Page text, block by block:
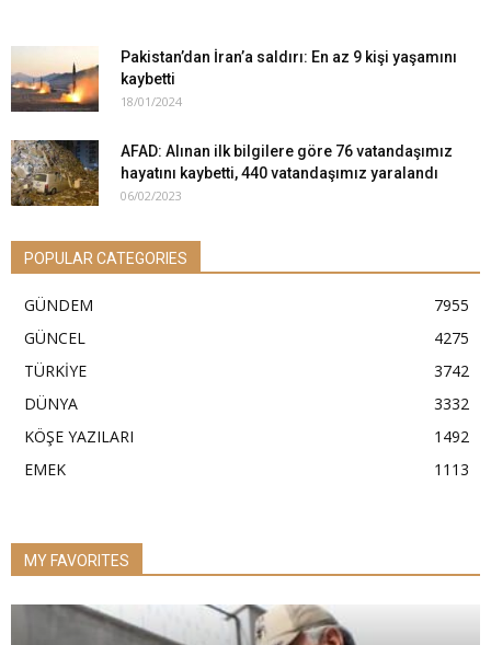
Pakistan’dan İran’a saldırı: En az 9 kişi yaşamını
kaybetti
18/01/2024
AFAD: Alınan ilk bilgilere göre 76 vatandaşımız
hayatını kaybetti, 440 vatandaşımız yaralandı
06/02/2023
POPULAR CATEGORIES
GÜNDEM
7955
GÜNCEL
4275
TÜRKİYE
3742
DÜNYA
3332
KÖŞE YAZILARI
1492
EMEK
1113
MY FAVORITES